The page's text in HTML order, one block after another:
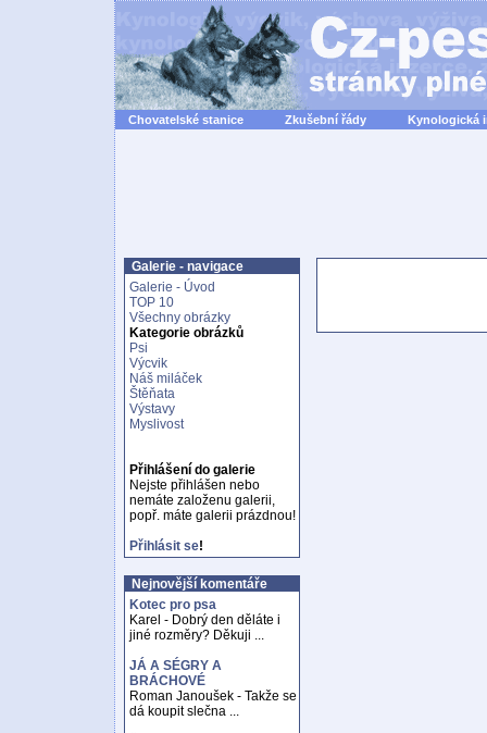
Chovatelské stanice Zkušební řády Kynologická
Galerie - navigace
Galerie - Úvod
TOP 10
Všechny obrázky
Kategorie obrázků
Psi
Výcvik
Náš miláček
Štěňata
Výstavy
Myslivost
Přihlášení do galerie
Nejste přihlášen nebo
nemáte založenu galerii,
popř. máte galerii prázdnou!
Přihlásit se!
Nejnovější komentáře
Kotec pro psa
Karel - Dobrý den děláte i
jiné rozměry? Děkuji ...
JÁ A SÉGRY A
BRÁCHOVÉ
Roman Janoušek - Takže se
dá koupit slečna ...